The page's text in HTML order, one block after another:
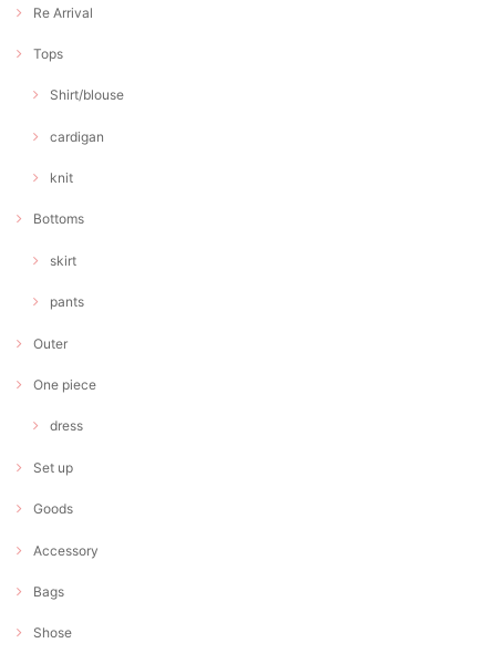
Re Arrival
Tops
Shirt/blouse
cardigan
knit
Bottoms
skirt
pants
Outer
One piece
dress
Set up
Goods
Accessory
Bags
Shose